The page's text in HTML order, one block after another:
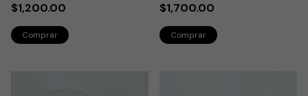
$1,200.00 $1,700.00